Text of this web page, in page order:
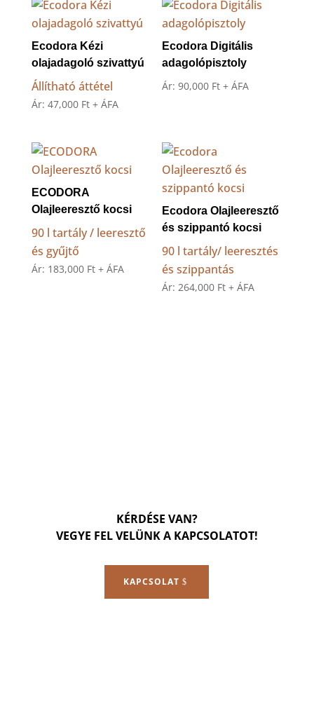
Ecodora Kézi
olajadagoló szivattyú
Állítható áttétel
Ár: 47,000 Ft + ÁFA
Ecodora Digitális
adagolópisztoly
Ár:90,000 Ft + ÁFA
ECODORA
Olajleeresztő kocsi
90 l tartály / leeresztő
és gyűjtő
Ár: 183,000 Ft + ÁFA
Ecodora Olajleeresztő
és szippantó kocsi
90 l tartály/ leeresztés
és szippantás
Ár:264,000 Ft + ÁFA
KÉRDÉSE VAN?
VEGYE FEL VELÜNK A KAPCSOLATOT!
KAPCSOLAT